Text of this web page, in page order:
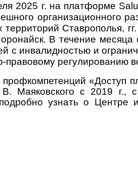
2025 г. на платформе
организационного
территорий Ставрополья,
В течение
с инвалидностью и
правовому регулированию
«Доступ
Маяковского с 2019 г.,
узнать о